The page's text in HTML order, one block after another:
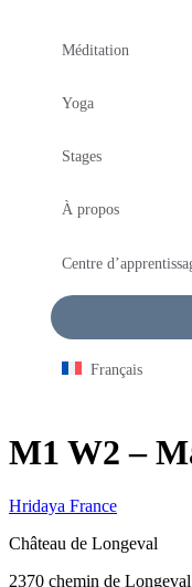
Méditation
Yoga
Stages
À propos
Centre
Français
M1 W2 –
Hridaya France
Château de Longeval
2370 chemin de Longeval